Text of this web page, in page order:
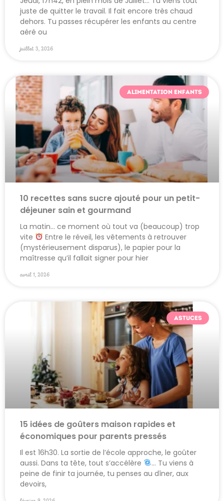
juste de quitter le travail. Il fait encore très chaud
dehors. Tu passes récupérer les enfants au centre
aéré ou
juillet 3, 2026
ALIMENTATION ENFANTS
10 recettes sans sucre ajouté pour un petit-
déjeuner sain et gourmand
La matin… ce moment où tout va (beaucoup) trop
vite
Entre le réveil, les vêtements à retrouver
(mystérieusement disparus), le papier pour la
maîtresse qu’il fallait signer pour hier
avril 1, 2026
ASTUCES
15 idées de goûters maison rapides et
économiques pour parents pressés
Il est 16h30. La sortie de l’école approche, le goûter
aussi. Dans ta tête, tout s’accélère
… Tu viens à
peine de finir ta journée, tu penses au dîner, aux
devoirs,